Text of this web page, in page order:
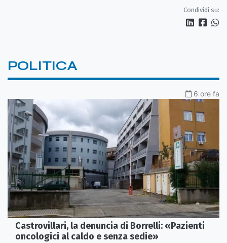
Condividi su:
POLITICA
6 ore fa
Castrovillari, la denuncia di Borrelli: «Pazienti
oncologici al caldo e senza sedie»